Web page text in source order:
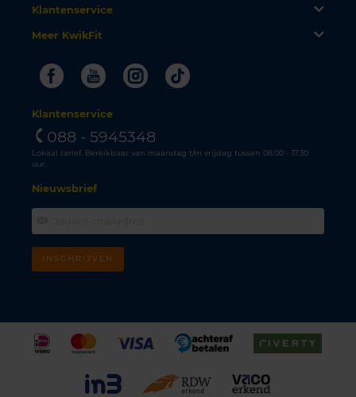
Klantenservice
Meer KwikFit
FacebookYoutubeInstagram
Tiktok
Klantenservice
088 - 5945348
Lokaal tarief. Bereikbaar van maandag t/m vrijdag tussen 08.00 - 17.30
uur.
Nieuwsbrief
INSCHRIJVEN